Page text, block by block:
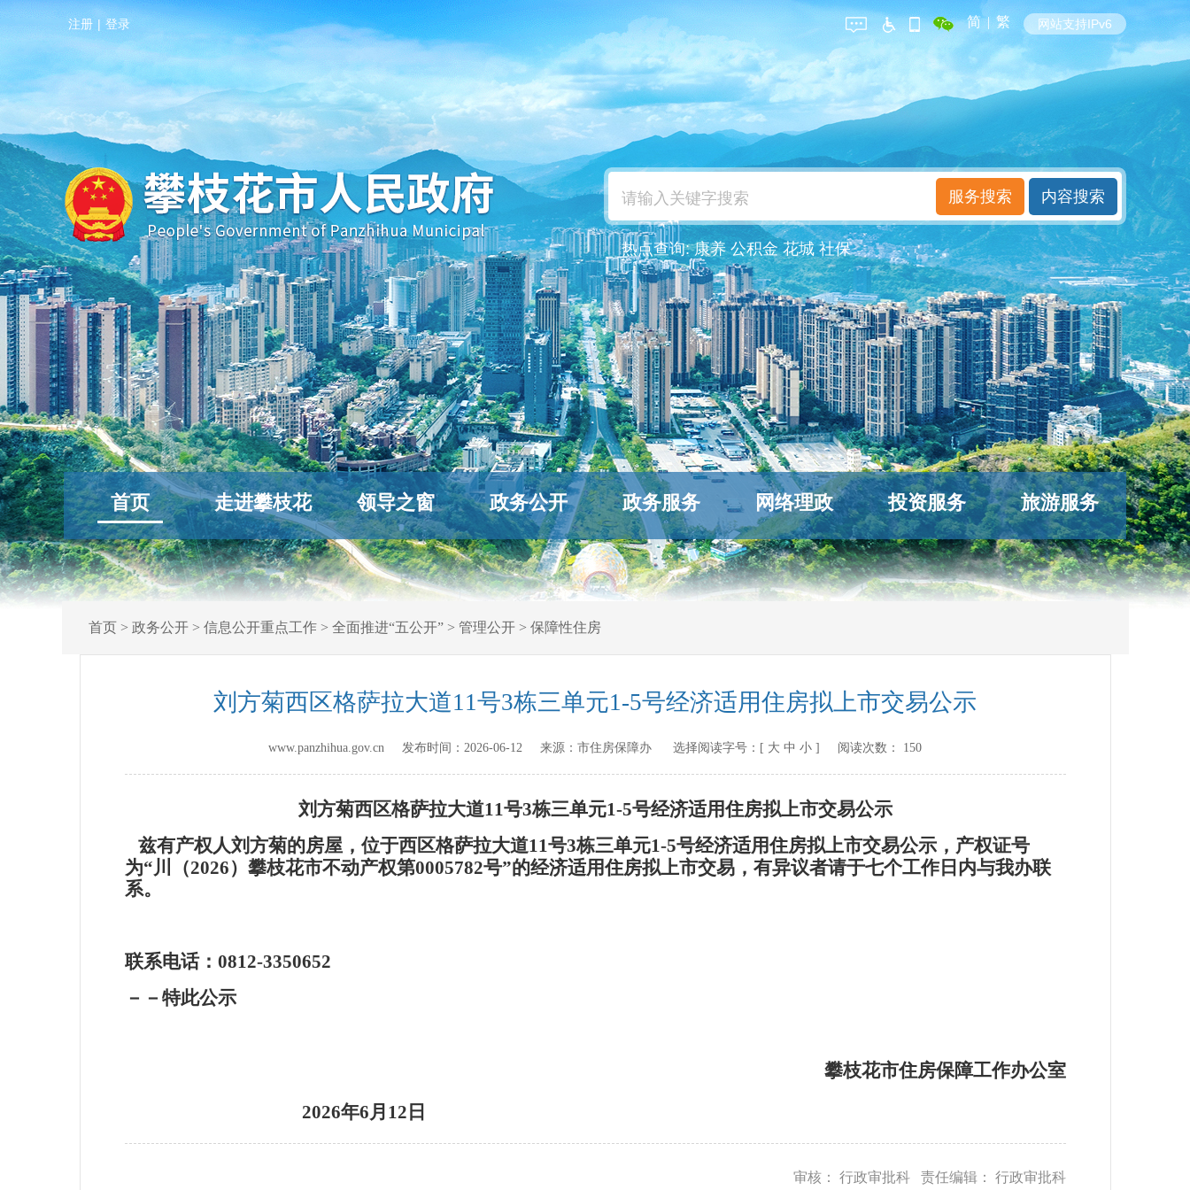
注册 | 登录 简 | 繁 网站支持IPv6
热点查询:康养 公积金 花城 社保
首页 走进攀枝花 领导之窗 政务公开 政务服务 网络理政 投资服务 旅游服务
首页> 政务公开> 信息公开重点工作> 全面推进“五公开”> 管理公开> 保障性住房
刘方菊西区格萨拉大道11号3栋三单元1-5号经济适用住房拟上市交易公示
www.panzhihua.gov.cn 发布时间： 2026-06-12 来源： 市住房保障办 选择阅读字号：[ 大 中 小 ] 阅读次数： 150
刘方菊西区格萨拉大道11号3栋三单元1-5号经济适用住房拟上市交易公示
兹有产权人刘方菊的房屋，位于西区格萨拉大道11号3栋三单元1-5号经济适用住房拟上市交易公示， 产权证号
为“川（2026）攀枝花市不动产权第0005782号”的经济适用住房拟上市交易，有异议者请于七个工作日内与我办联
系。
联系电话：0812-3350652
－－特此公示
攀枝花市住房保障工作办公室
2026年6月12日
审核： 行政审批科 责任编辑： 行政审批科